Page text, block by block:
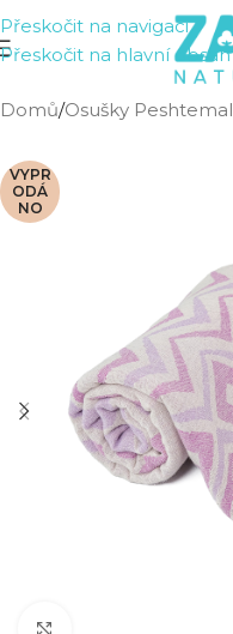
Přeskočit na navigaci
Přeskočit na hlavní obsah
Domů/Osušky Peshtemal
VYPR
ODÁ
NO